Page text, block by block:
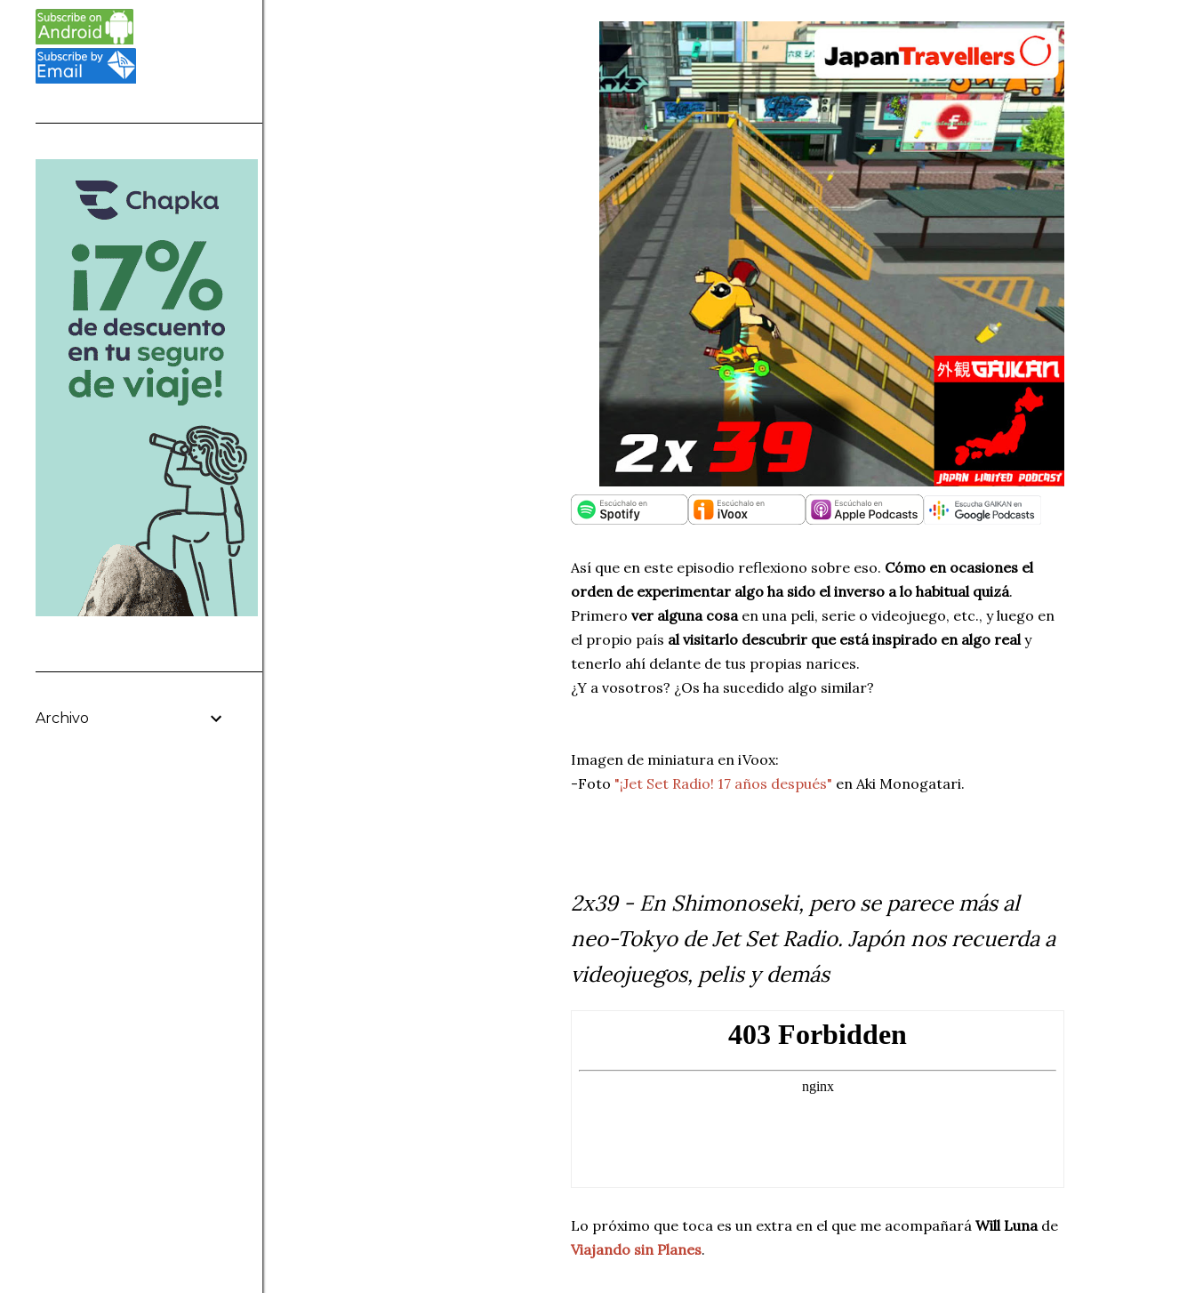
Así que en este episodio reflexiono sobre eso. Cómo en ocasiones el
orden de experimentar algo ha sido el inverso a lo habitual quizá.
Primero ver alguna cosaen una peli, serie o videojuego, etc., y luego en
el propio país al visitarlo descubrir que está inspirado en algo real y
tenerlo ahí delante de tus propias narices.
¿Y a vosotros? ¿Os ha sucedido algo similar?
Imagen de miniatura en iVoox:
-Foto "¡Jet Set Radio! 17 años después" en Aki Monogatari.
2x39 - En Shimonoseki, pero se parece más al
neo-Tokyo de Jet Set Radio. Japón nos recuerda a
videojuegos, pelis y demás
Lo próximo que toca es un extra en el que me acompañará Will Lunade
Viajando sin Planes.
Archivo